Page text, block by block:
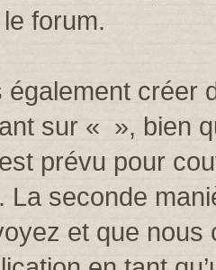
forum.
également créer
sur « », bien
prévu pour
La seconde
et que nous